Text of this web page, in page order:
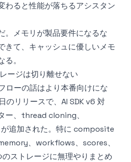
わると性能が落ちるアシスタン
。メモリが製品要件になるな
きて、キャッシュに優しいメモ
。
ージは切り離せない
ローの話はより本番向けにな
のリリースで、AI SDK v6 対
ー、thread cloning、
追加された。特に composite
、workflows、scores、
ストレージに無理やりまとめ